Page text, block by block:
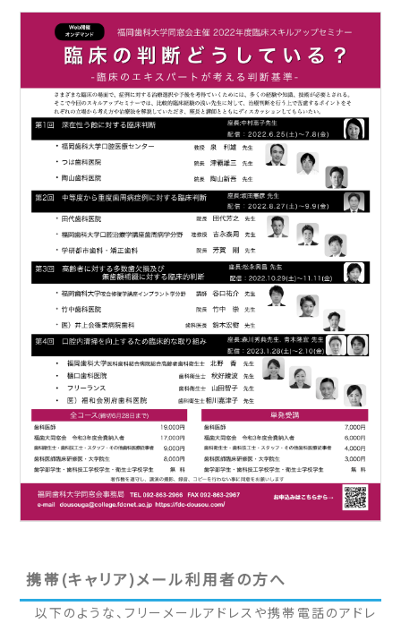
携帯(キャリア)メール利用者の方へ
以下のような、フリーメールアドレスや携帯電話のアドレ